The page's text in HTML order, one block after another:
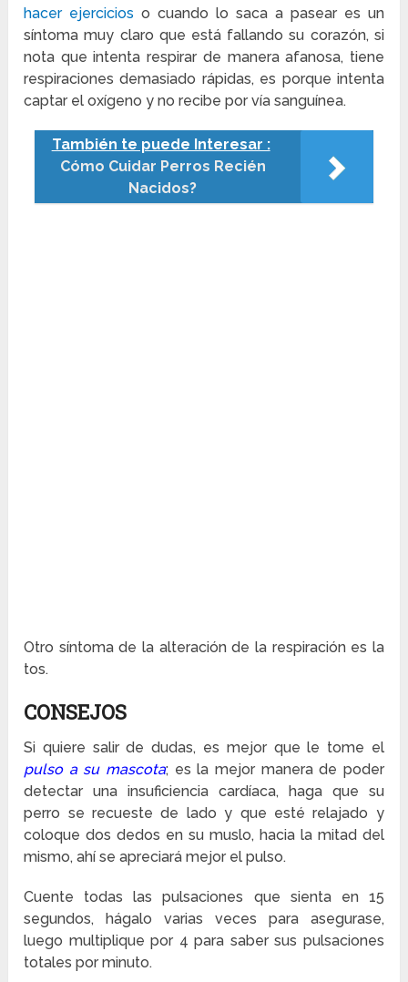
hacer ejercicios o cuando lo saca a pasear es un
síntoma muy claro que está fallando su corazón, si
nota que intenta respirar de manera afanosa, tiene
respiraciones demasiado rápidas, es porque intenta
captar el oxígeno y no recibe por vía sanguínea.
También te puede Interesar :
Cómo Cuidar Perros Recién
Nacidos?
Otro síntoma de la alteración de la respiración es la
tos.
CONSEJOS
Si quiere salir de dudas, es mejor que le tome el
pulso a su mascota; es la mejor manera de poder
detectar una insuficiencia cardíaca, haga que su
perro se recueste de lado y que esté relajado y
coloque dos dedos en su muslo, hacia la mitad del
mismo, ahí se apreciará mejor el pulso.
Cuente todas las pulsaciones que sienta en 15
segundos, hágalo varias veces para asegurase,
luego multiplique por 4 para saber sus pulsaciones
totales por minuto.